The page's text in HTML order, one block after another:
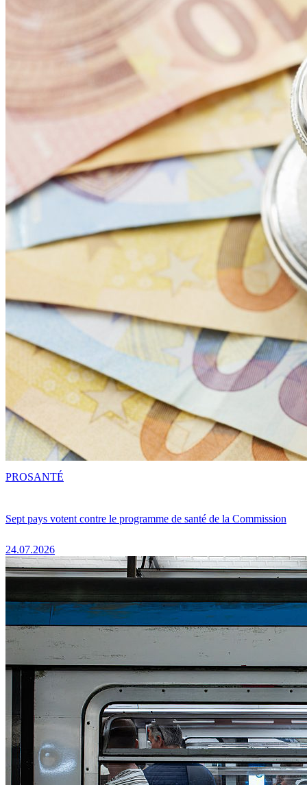
Sept pays votent contre le programme de santé de la Commission
24.07.2026
PROSANTÉ